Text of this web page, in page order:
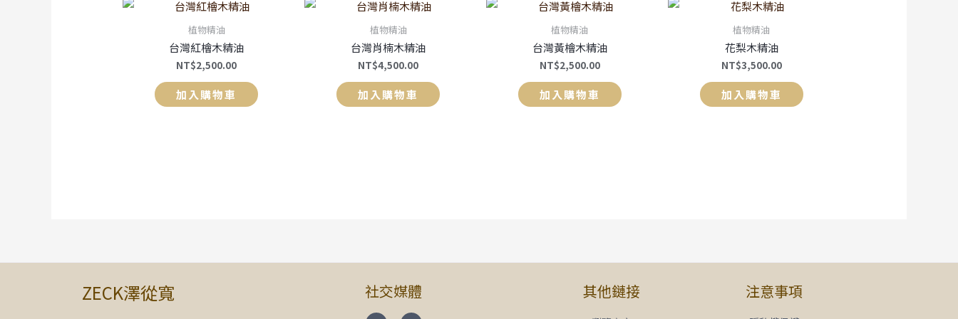
植物精油
台灣紅檜木精油
NT$2,500.00
加入購物車
植物精油
台灣肖楠木精油
NT$4,500.00
加入購物車
植物精油
台灣黃檜木精油
NT$2,500.00
加入購物車
植物精油
花梨木精油
NT$3,500.00
加入購物車
ZECK澤從寬 社交媒體 其他鏈接 注意事項